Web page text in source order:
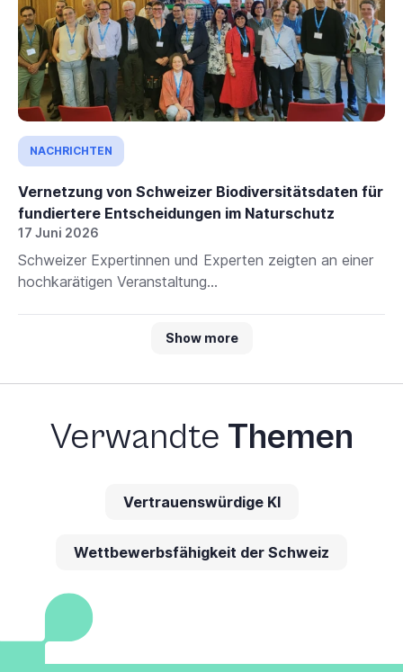
NACHRICHTEN
Vernetzung von Schweizer Biodiversitätsdaten für
fundiertere Entscheidungen im Naturschutz
17 Juni 2026
Schweizer Expertinnen und Experten zeigten an einer
hochkarätigen Veranstaltung...
Show more
Verwandte Themen
Vertrauenswürdige KI
Wettbewerbsfähigkeit der Schweiz